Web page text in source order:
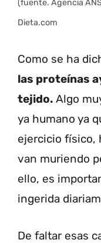
(fuente. Agencia
Dieta.com
Como se ha
las proteínas
tejido. Algo
ya humano ya
ejercicio físico,
van muriendo
ello, es
ingerida
De faltar esas